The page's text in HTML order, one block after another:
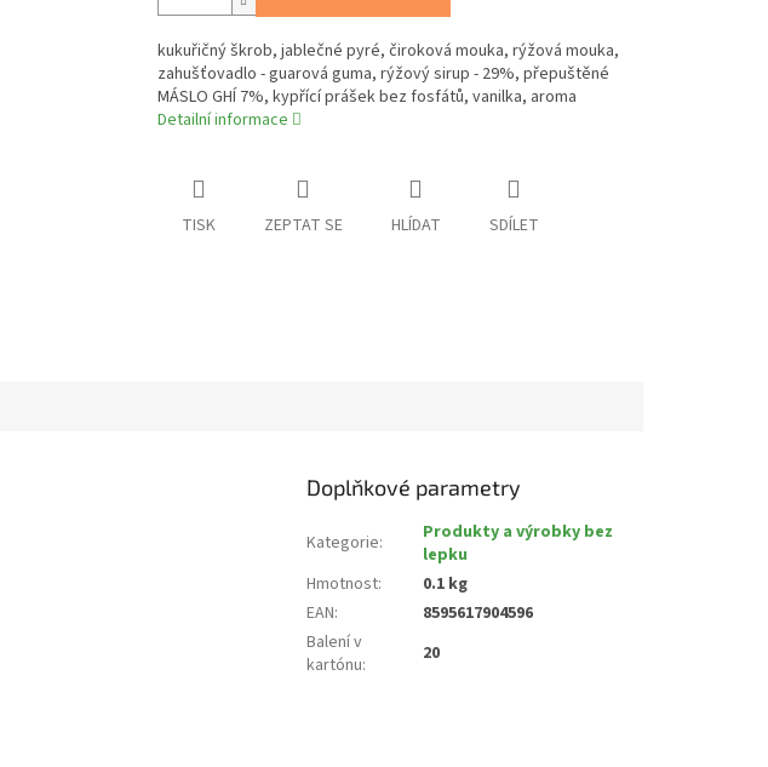
kukuřičný škrob, jablečné pyré, čiroková mouka, rýžová mouka,
zahušťovadlo - guarová guma, rýžový sirup - 29%, přepuštěné
MÁSLO GHÍ 7%, kypřící prášek bez fosfátů, vanilka, aroma
Detailní informace
TISK ZEPTAT SE HLÍDAT SDÍLET
Doplňkové parametry
Kategorie:
Produkty a výrobky bez
lepku
Hmotnost:
0.1 kg
EAN:
8595617904596
Balení v
kartónu: 20